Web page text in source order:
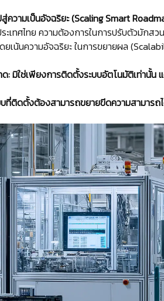
วามเป็นอัจฉริยะ (Scaling Smart
ะเทศไทย ความต้องการในการปรับตัวมัก
เน้นความอัจฉริยะ ในการขยายผล
มิใช่เพียงการติดตั้งระบบอัตโนมัติเท่านั้
ที่ติดตั้งต้องสามารถขยายขีดความสามาร